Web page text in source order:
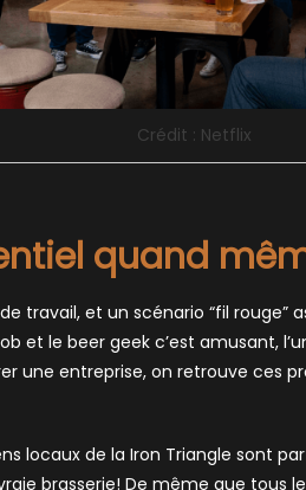
Crédit : Netflix
quand
travail, et un scénario “fil rouge”
et le beer geek c’est amusant,
une entreprise, on retrouve ces
locaux de la Iron Triangle sont
brasserie! De même que tous